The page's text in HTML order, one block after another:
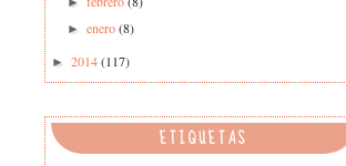
►enero(8)
► 2014(117)
ETIQUETAS